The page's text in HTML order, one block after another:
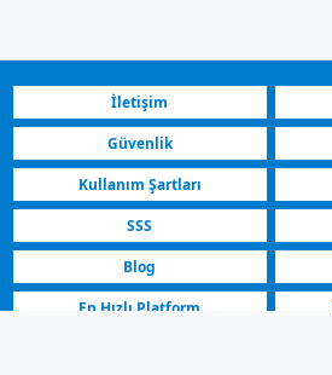
İletişim
Güvenlik
Kullanım Şartları
SSS
Blog
En Hızlı Platform